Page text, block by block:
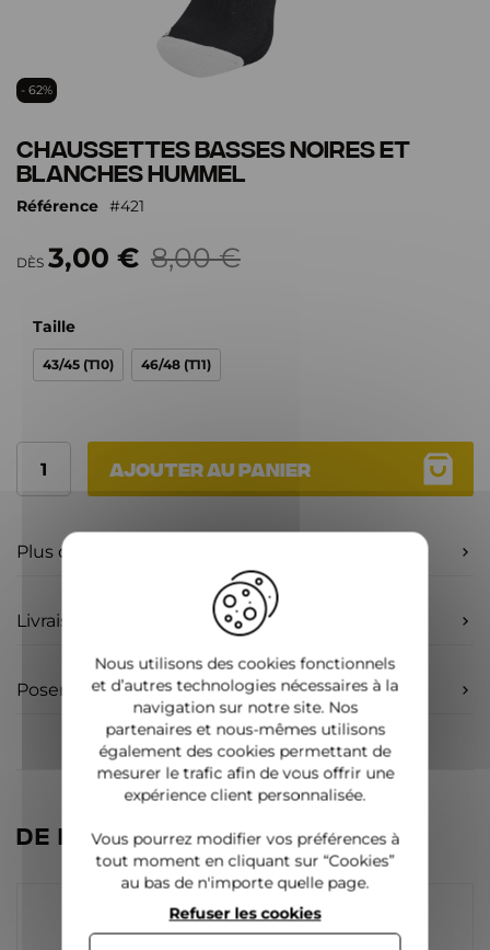
Passer
de
la
Galerie
- 62%
Chaussettes basses noires et
blanches Hummel
Référence 421
DÈS 3,00 € 8,00 €
Taille
43/45 (T10) 46/48 (T11)
Ajouter au panier
Plus d'infos
Livraison
Poser une question
DE LA MÊME CATÉGORIE
Nous utilisons des cookies fonctionnels
et d’autres technologies nécessaires à la
navigation sur notre site. Nos
partenaires et nous-mêmes utilisons
également des cookies permettant de
mesurer le trafic afin de vous offrir une
expérience client personnalisée.
Vous pourrez modifier vos préférences à
tout moment en cliquant sur “Cookies”
au bas de n'importe quelle page.
Refuser les cookies